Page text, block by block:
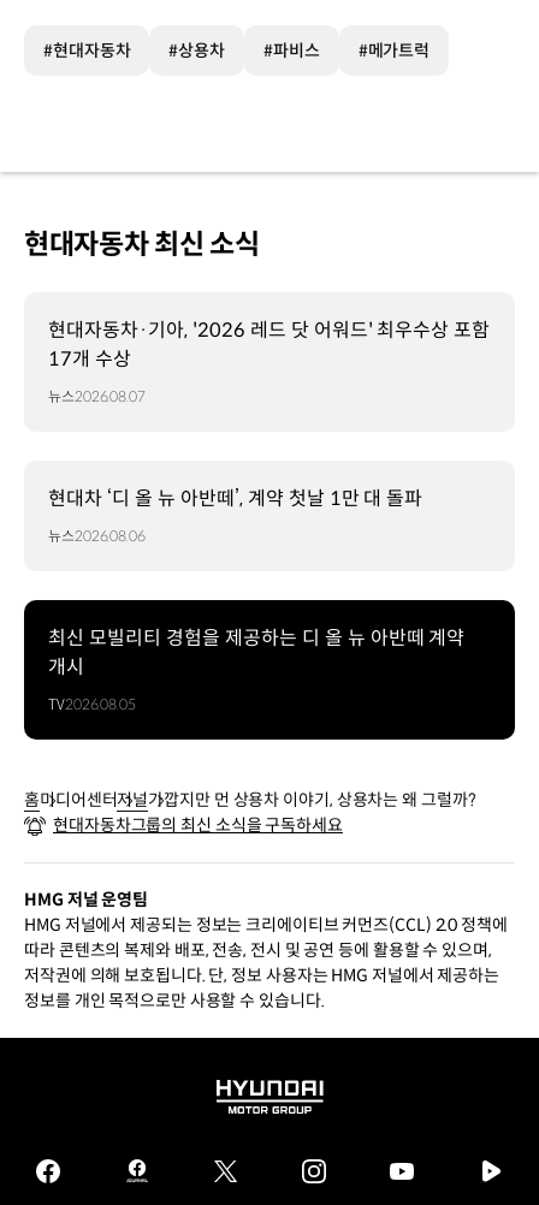
#현대자동차 #상용차 #파비스 #메가트럭
현대자동차 최신 소식
현대자동차·기아, '2026 레드 닷 어워드' 최우수상 포함
17개 수상
뉴스2026.08.07
현대차 ‘디 올 뉴 아반떼’, 계약 첫날 1만 대 돌파
뉴스2026.08.06
최신 모빌리티 경험을 제공하는 디 올 뉴 아반떼 계약
개시
TV2026.08.05
홈미디어센터저널가깝지만 먼 상용차 이야기, 상용차는 왜 그럴까?
현대자동차그룹의 최신 소식을 구독하세요
HMG 저널 운영팀
HMG 저널에서 제공되는 정보는 크리에이티브 커먼즈(CCL) 2.0 정책에
따라 콘텐츠의 복제와 배포, 전송, 전시 및 공연 등에 활용할 수 있으며,
저작권에 의해 보호됩니다. 단, 정보 사용자는 HMG 저널에서 제공하는
정보를 개인 목적으로만 사용할 수 있습니다.
HYUNDAI
GROUP
facebook
hmg
twitter instagram